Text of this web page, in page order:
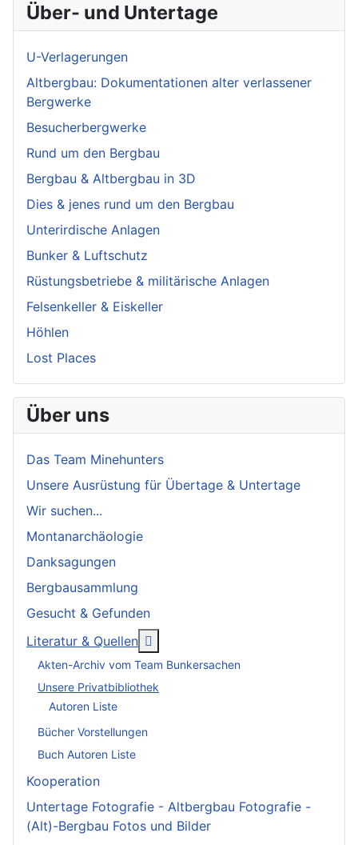
Über- und Untertage
U-Verlagerungen
Altbergbau: Dokumentationen alter verlassener
Bergwerke
Besucherbergwerke
Rund um den Bergbau
Bergbau & Altbergbau in 3D
Dies & jenes rund um den Bergbau
Unterirdische Anlagen
Bunker & Luftschutz
Rüstungsbetriebe & militärische Anlagen
Felsenkeller & Eiskeller
Höhlen
Lost Places
Über uns
Das Team Minehunters
Unsere Ausrüstung für Übertage & Untertage
Wir suchen...
Montanarchäologie
Danksagungen
Bergbausammlung
Gesucht & Gefunden
Literatur & Quellen
Akten-Archiv vom Team Bunkersachen
Unsere Privatbibliothek
Autoren Liste
Bücher Vorstellungen
Buch Autoren Liste
Kooperation
Untertage Fotografie - Altbergbau Fotografie -
(Alt)-Bergbau Fotos und Bilder